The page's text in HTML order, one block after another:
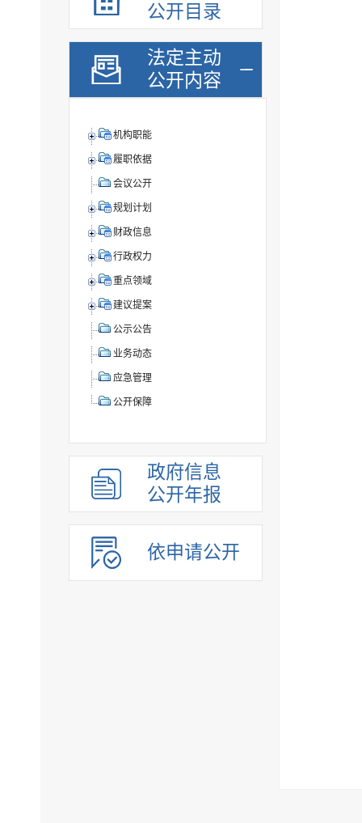
公开目录
法定主动
公开内容
机构职能
履职依据
会议公开
规划计划
财政信息
行政权力
重点领域
建议提案
公示公告
业务动态
应急管理
公开保障
政府信息
公开年报
依申请公开